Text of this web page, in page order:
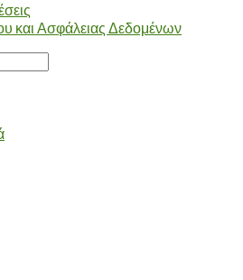
και Ασφάλειας Δεδομένων